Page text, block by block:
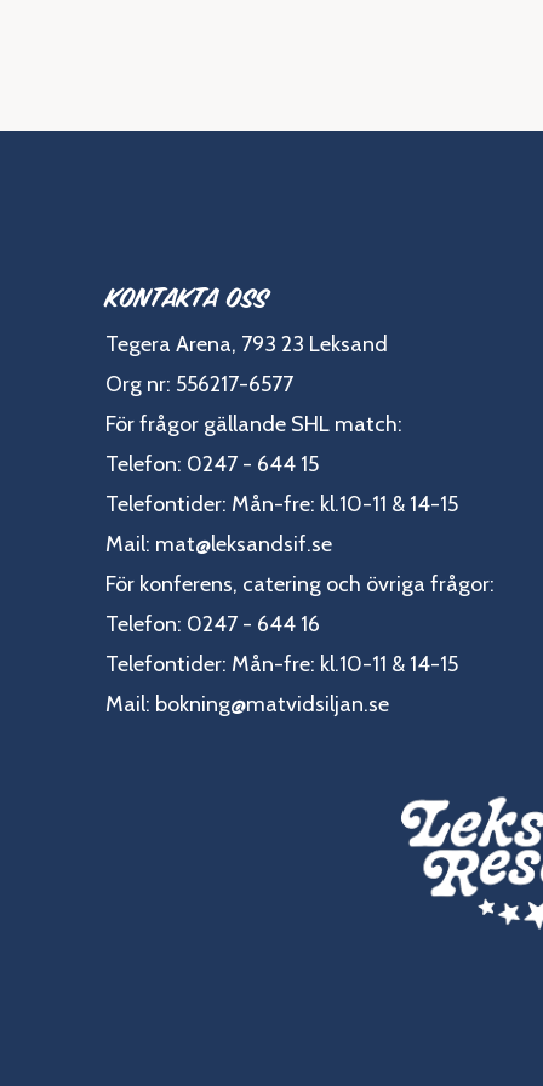
Kontakta oss
Tegera Arena, 793 23 Leksand
Org nr: 556217-6577
För frågor gällande SHL match:
Telefon: 0247 - 644 15
Telefontider: Mån-fre: kl.10-11 & 14-15
Mail: mat@leksandsif.se
För konferens, catering och övriga frågor:
Telefon: 0247 - 644 16
Telefontider: Mån-fre: kl.10-11 & 14-15
Mail: bokning@matvidsiljan.se